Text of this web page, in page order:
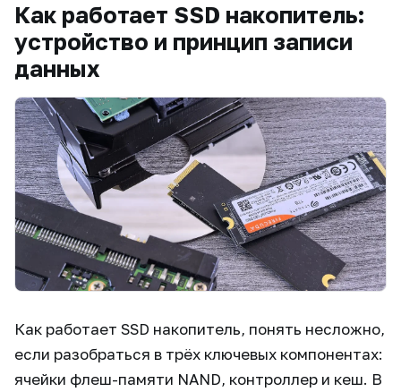
Как работает SSD накопитель:
устройство и принцип записи
данных
Как работает SSD накопитель, понять несложно,
если разобраться в трёх ключевых компонентах:
ячейки флеш-памяти NAND, контроллер и кеш. В